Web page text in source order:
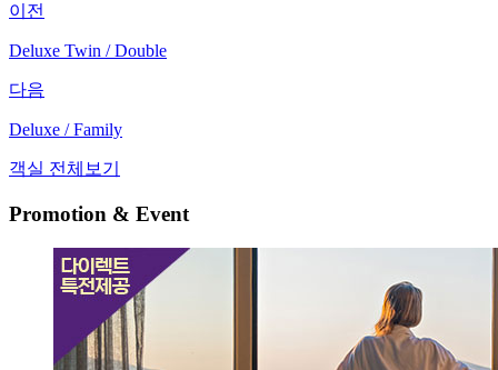
이전
Deluxe Twin / Double
다음
Deluxe / Family
객실 전체보기
Promotion & Event